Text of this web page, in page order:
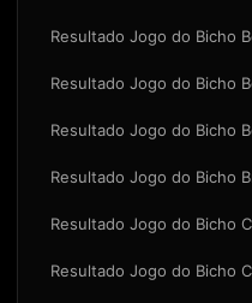
Resultado Jogo do Bicho
Resultado Jogo do Bicho
Resultado Jogo do Bicho
Resultado Jogo do Bicho
Resultado Jogo do Bicho
Resultado Jogo do Bicho